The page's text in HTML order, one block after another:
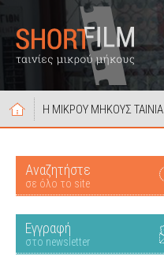
Η ΜΙΚΡΟΥ ΜΗΚΟΥΣ ΤΑΙΝΙΑ
Αναζητήστε
σε όλο το site
Εγγραφή
στο newsletter